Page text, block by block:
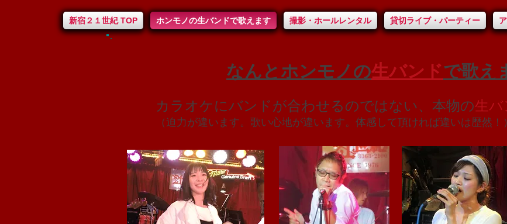
新宿２１世紀 TOP ホンモノの生バンドで歌えます 撮影・ホールレンタル 貸切ライブ・パーティー
なんとホンモノの生バンドで歌え
カラオケにバンドが合わせるのではない、本物の生
（迫力が違います。歌い心地が違います。体感して頂ければ違いは歴然！）